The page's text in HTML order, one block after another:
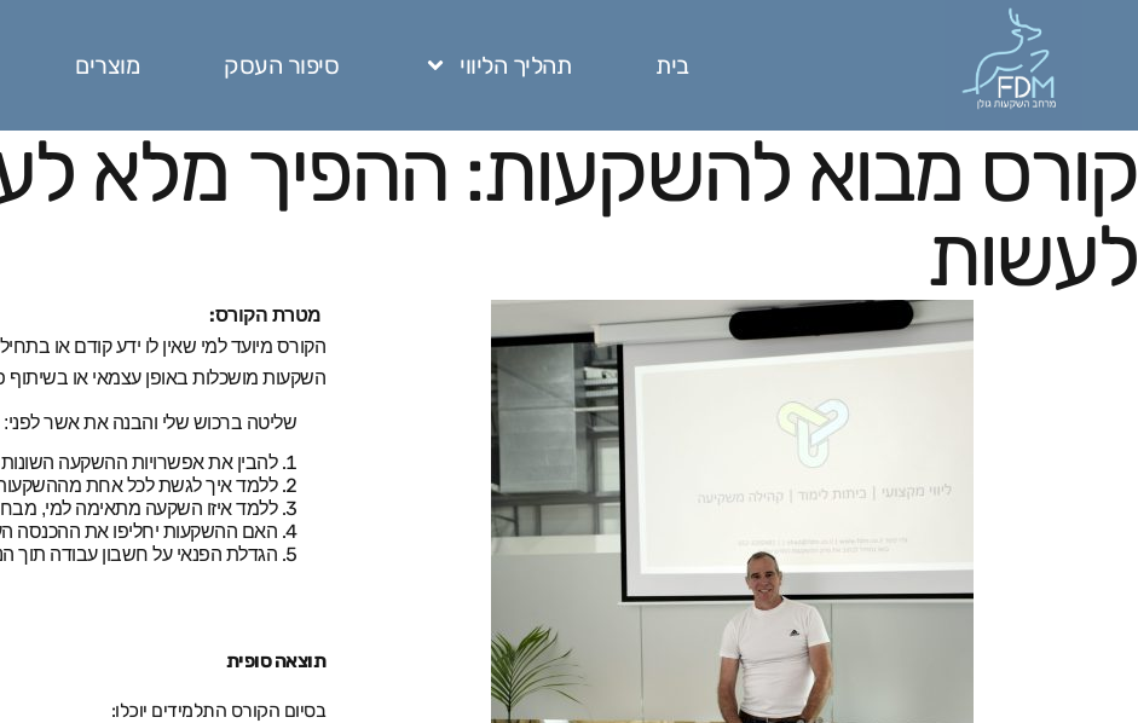
בית תהליך הליווי סיפור העסק מוצרים
קורס מבוא להשקעות: ההפיך מלא
לעשות
מטרת הקורס:
הקורס מיועד למי שאין לו ידע קודם או
השקעות מושכלות באופן עצמאי או בשיתוף
שליטה ברכוש שלי והבנה את אשר לפני:
להבין את אפשרויות ההשקעה השונות
ללמד איך לגשת לכל אחת
ללמד איזו השקעה מתאימה למי,
האם ההשקעות יחליפו את ההכנסה
הגדלת הפנאי על חשבון עבודה תוך
תוצאה סופית
בסיום הקורס התלמידים יוכלו: